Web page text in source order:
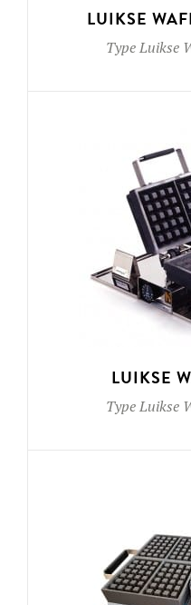
LUIKSE
TypeLuikse
LUIKSE
TypeLuikse